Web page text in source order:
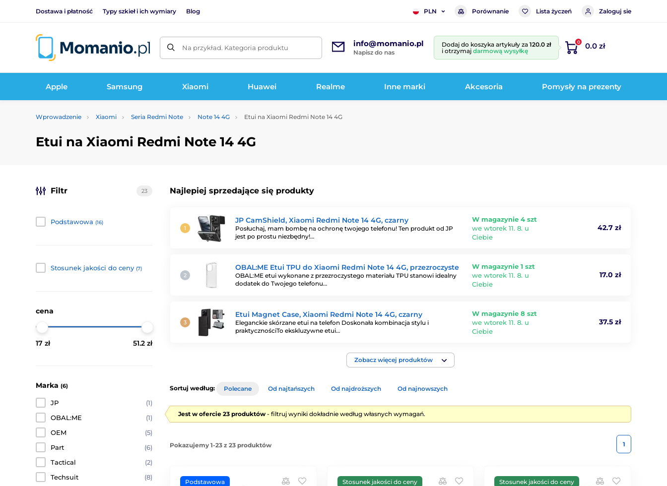
Dostawa i płatność Typy szkieł i ich wymiary Blog PLN Porównanie Lista życzeń Zaloguj sie
Na przykład. Kategoria produktu info@momanio.pl
Napisz do nas
Dodaj do koszyka artykuły za 120.0 zł
i otrzymaj darmową wysyłkę
0 0.0 zł
Apple Samsung Xiaomi Huawei Realme Inne marki Akcesoria Pomysły na prezenty
Wprowadzenie Xiaomi Seria Redmi Note Note 14 4G Etui na Xiaomi Redmi Note 14 4G
Etui na Xiaomi Redmi Note 14 4G
Najlepiej sprzedające się produkty
JP CamShield, Xiaomi Redmi Note 14 4G, czarny
Posłuchaj, mam bombę na ochronę twojego telefonu! Ten produkt od JP
jest po prostu niezbędny!…
W magazynie 4 szt
we wtorek 11. 8. u
Ciebie
42.7 zł
OBAL:ME Etui TPU do Xiaomi Redmi Note 14 4G, przezroczyste
OBAL:ME etui wykonane z przezroczystego materiału TPU stanowi idealny
dodatek do Twojego telefonu…
W magazynie 1 szt
we wtorek 11. 8. u
Ciebie
17.0 zł
Etui Magnet Case, Xiaomi Redmi Note 14 4G, czarny
Eleganckie skórzane etui na telefon Doskonała kombinacja stylu i
praktycznościTo ekskluzywne etui…
W magazynie 8 szt
we wtorek 11. 8. u
Ciebie
37.5 zł
Zobacz więcej produktów
Filtr 23
Podstawowa (16)
Stosunek jakości do ceny (7)
cena
17 zł 51.2 zł
Marka (6)
JP
(1)
OBAL:ME
(1)
OEM
(5)
Part
(6)
Tactical
(2)
Techsuit
(8)
Sortuj według: Polecane Od najtańszych Od najdroższych Od najnowszych
Jest w ofercie 23 produktów - filtruj wyniki dokładnie według własnych wymagań.
Pokazujemy 1-23 z 23 produktów 1
Podstawowa Stosunek jakości do ceny Stosunek jakości do ceny